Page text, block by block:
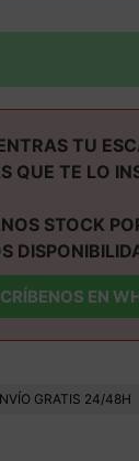
TU
QUE TE LO
STOCK
EN
GRATIS 24/48H